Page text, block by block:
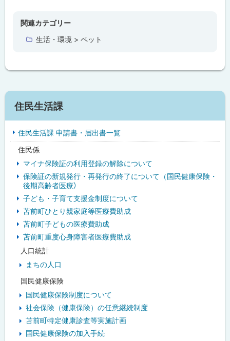
関連カテゴリー
生活・環境 > ペット
イ
ド
住民生活課
住民生活課 申請書・届出書一覧
住民係
マイナ保険証の利用登録の解除について
保険証の新規発行・再発行の終了について（国民健康保険・
後期高齢者医療）
子ども・子育て支援金制度について
苫前町ひとり親家庭等医療費助成
苫前町子どもの医療費助成
苫前町重度心身障害者医療費助成
人口統計
まちの人口
国民健康保険
国民健康保険制度について
社会保険（健康保険）の任意継続制度
苫前町特定健康診査等実施計画
国民健康保険の加入手続